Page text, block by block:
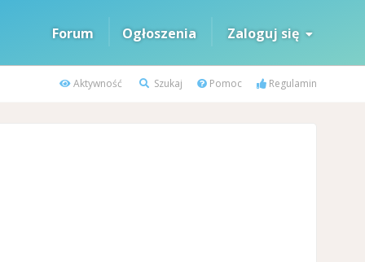
Forum Ogłoszenia Zaloguj się
Aktywność Szukaj Pomoc Regulamin